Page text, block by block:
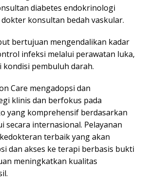
diabetes endokrinologi
dokter konsultan bedah vaskular.
bertujuan mengendalikan kadar
infeksi melalui perawatan luka,
pembuluh darah.
Care mengadopsi dan
klinis dan berfokus pada
yang komprehensif berdasarkan
secara internasional. Pelayanan
terbaik yang akan
dan akses ke terapi berbasis bukti
meningkatkan kualitas